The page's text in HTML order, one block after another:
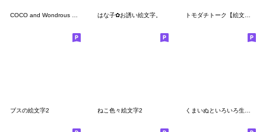
はな子✿お誘い絵文字。 トモダチトーク【絵文字】
ブスの絵文字2 ねこ色々絵文字2